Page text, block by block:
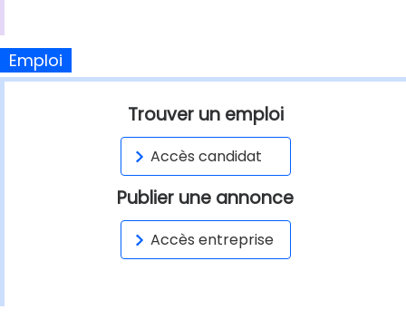
Emploi
Trouver un emploi
Accès candidat
Publier une annonce
Accès entreprise